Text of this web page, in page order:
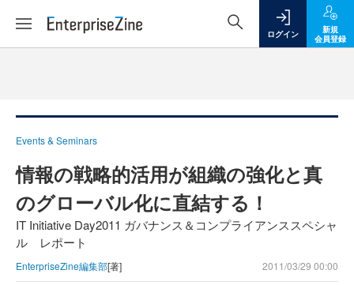
ログイン
新規
会員登録
Events & Seminars
情報の戦略的活用が組織の強化と真
のグローバル化に直結する！
IT Initiative Day2011 ガバナンス＆コンプライアンススペシャ
ル レポート
EnterpriseZine編集部[著] 2011/03/29 00:00